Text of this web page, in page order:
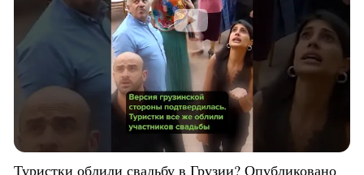
Туристки облили свадьбу в Грузии? Опубликовано